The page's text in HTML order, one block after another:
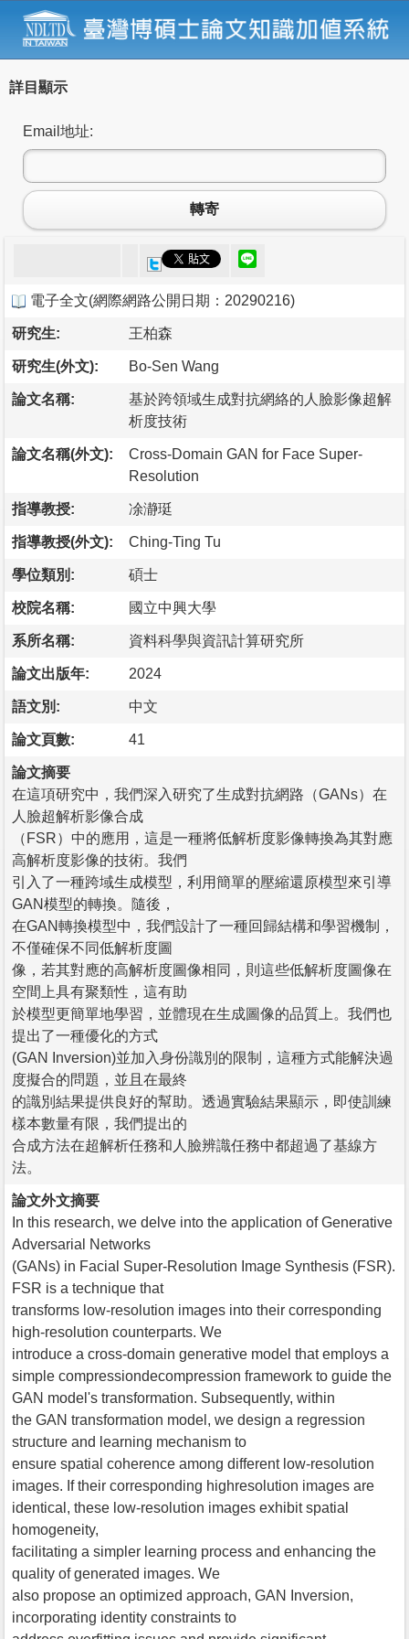
詳目顯示
Email地址:
轉寄
電子全文(網際網路公開日期：20290216)
研究生: 王柏森
研究生(外文): Bo-Sen Wang
論文名稱:
基於跨領域生成對抗網絡的人臉影像超解
析度技術
論文名稱(外文):
Cross-Domain GAN for Face Super-
Resolution
指導教授: 凃瀞珽
指導教授(外文): Ching-Ting Tu
學位類別: 碩士
校院名稱: 國立中興大學
系所名稱: 資料科學與資訊計算研究所
論文出版年: 2024
語文別: 中文
論文頁數: 41
論文摘要
在這項研究中，我們深入研究了生成對抗網路（GANs）在
人臉超解析影像合成
（FSR）中的應用，這是一種將低解析度影像轉換為其對應
高解析度影像的技術。我們
引入了一種跨域生成模型，利用簡單的壓縮還原模型來引導
GAN模型的轉換。隨後，
在GAN轉換模型中，我們設計了一種回歸結構和學習機制，
不僅確保不同低解析度圖
像，若其對應的高解析度圖像相同，則這些低解析度圖像在
空間上具有聚類性，這有助
於模型更簡單地學習，並體現在生成圖像的品質上。我們也
提出了一種優化的方式
(GAN Inversion)並加入身份識別的限制，這種方式能解決過
度擬合的問題，並且在最終
的識別結果提供良好的幫助。透過實驗結果顯示，即使訓練
樣本數量有限，我們提出的
合成方法在超解析任務和人臉辨識任務中都超過了基線方
法。
論文外文摘要
In this research, we delve into the application of Generative
Adversarial Networks
(GANs) in Facial Super-Resolution Image Synthesis (FSR).
FSR is a technique that
transforms low-resolution images into their corresponding
high-resolution counterparts. We
introduce a cross-domain generative model that employs a
simple compressiondecompression framework to guide the
GAN model's transformation. Subsequently, within
the GAN transformation model, we design a regression
structure and learning mechanism to
ensure spatial coherence among different low-resolution
images. If their corresponding highresolution images are
identical, these low-resolution images exhibit spatial
homogeneity,
facilitating a simpler learning process and enhancing the
quality of generated images. We
also propose an optimized approach, GAN Inversion,
incorporating identity constraints to